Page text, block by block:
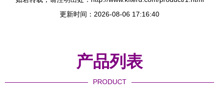
更新时间：2026-08-06 17:16:40
产品列表
PRODUCT